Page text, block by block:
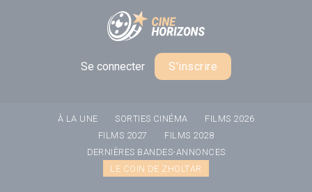
Se connecter S'inscrire
À LA UNE SORTIES CINÉMA
FILMS 2026
FILMS 2027
FILMS 2028
DERNIÈRES BANDES-ANNONCES
LE COIN DE ZHOLTAR
Panneau de gestion des cookies